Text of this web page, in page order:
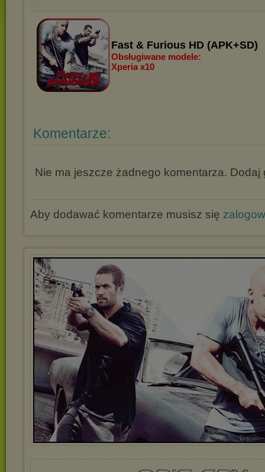
Fast & Furious HD (APK+SD)
Obsługiwane modele:
Xperia x10
Komentarze:
Nie ma jeszcze żadnego komentarza. Dodaj
Aby dodawać komentarze musisz się